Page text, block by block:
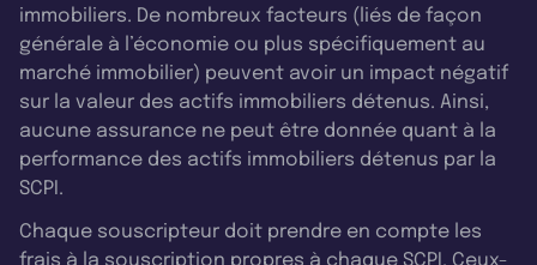
immobiliers. De nombreux facteurs (liés de façon
générale à l’économie ou plus spécifiquement au
marché immobilier) peuvent avoir un impact négatif
sur la valeur des actifs immobiliers détenus. Ainsi,
aucune assurance ne peut être donnée quant à la
performance des actifs immobiliers détenus par la
SCPI.
Chaque souscripteur doit prendre en compte les
frais à la souscription propres à chaque SCPI. Ceux-